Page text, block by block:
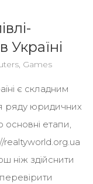
Україні
Games
є складним
ряду юридичних
основні етапи,
realtyworld.org.ua
ніж здійснити